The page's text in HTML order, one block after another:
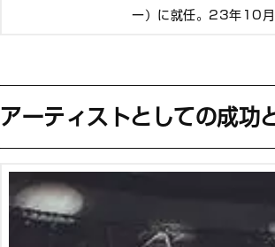
ー）に就任。23年10月
アーティストとしての成功